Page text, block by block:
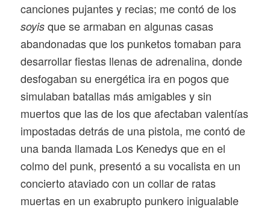
canciones pujantes y recias; me contó de los
soyisque se armaban en algunas casas
abandonadas que los punketos tomaban para
desarrollar fiestas llenas de adrenalina, donde
desfogaban su energética ira en pogos que
simulaban batallas más amigables y sin
muertos que las de los que afectaban valentías
impostadas detrás de una pistola, me contó de
una banda llamada Los Kenedys que en el
colmo del punk, presentó a su vocalista en un
concierto ataviado con un collar de ratas
muertas en un exabrupto punkero inigualable